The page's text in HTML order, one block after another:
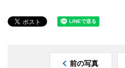
前の写真